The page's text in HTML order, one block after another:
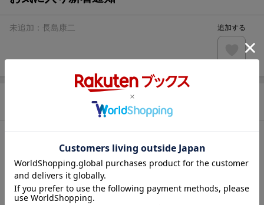
未追加： 長島康二 追加する
発売日 2017年06月
レーベル Yell books
出版社 エール出版社